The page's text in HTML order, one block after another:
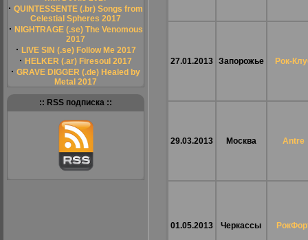
· QUINTESSENTE (.br) Songs from
Celestial Spheres 2017
· NIGHTRAGE (.se) The Venomous
2017
· LIVE SIN (.se) Follow Me 2017
· HELKER (.ar) Firesoul 2017
· GRAVE DIGGER (.de) Healed by
Metal 2017
:: RSS подписка ::
27.01.2013 Запорожье Рок-
29.03.2013 Москва Antre
01.05.2013 Черкассы